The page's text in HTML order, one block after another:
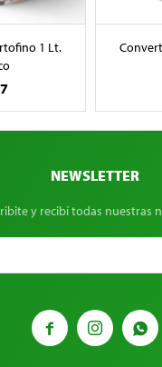
1 Lt.
  
NEWSLETTER
y recibí todas nuestras